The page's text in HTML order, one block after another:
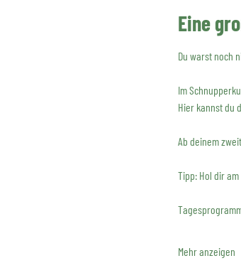
Eine
Du warst noch
Im
Hier kannst du
Ab deinem
Tipp: Hol dir
Mehr anzeigen